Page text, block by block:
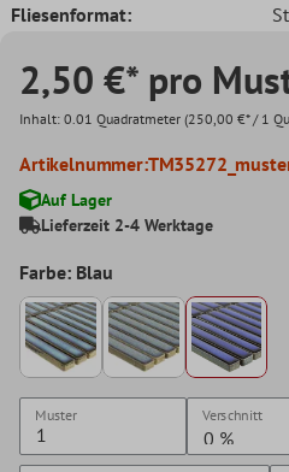
Fliesenformat:
2,50 €* pro
Inhalt: 0.01 Quadratmeter (250,00 €* / 1
Artikelnummer:
Auf Lager
Lieferzeit 2-4 Werktage
Farbe: Blau
Muster Verschnitt